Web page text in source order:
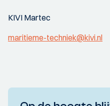
KIVI Martec
maritieme-techniek@kivi.nl